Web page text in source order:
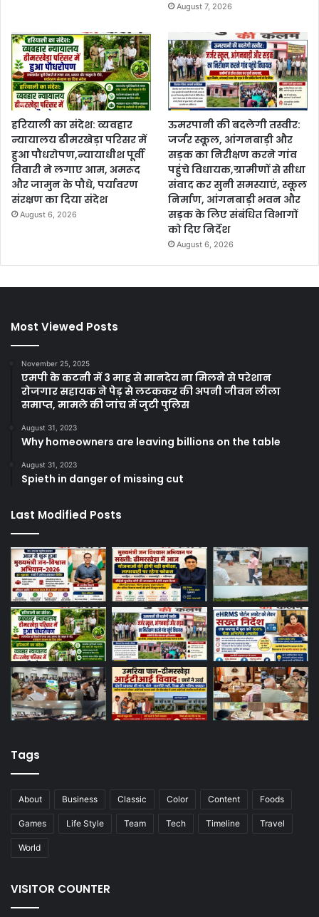
August 7, 2026
हरियाली का संदेश: व्यवहार
न्यायालय ढीमरखेड़ा परिसर में
हुआ पौधरोपण,न्यायाधीश पूर्वी
तिवारी ने लगाए आम, अमरूद
और जामुन के पौधे, पर्यावरण
संरक्षण का दिया संदेश
August 6, 2026
ऊमरपानी की बदलेगी तस्वीर:
जर्जर स्कूल, आंगनबाड़ी और
सड़क का निरीक्षण करने गांव
पहुंचे विधायक,ग्रामीणों से सीधा
संवाद कर सुनी समस्याएं, स्कूल
निर्माण, आंगनबाड़ी भवन और
सड़क के लिए संबंधित विभागों
को दिए निर्देश
August 6, 2026
Most Viewed Posts
November 25, 2025
एमपी के कटनी में 3 माह से मानदेय ना मिलने से परेशान
रोजगार सहायक ने पेड़ से लटककर की अपनी जीवन लीला
समाप्त, मामले की जांच में जुटी पुलिस
August 31, 2023
Why homeowners are leaving billions on the table
August 31, 2023
Spieth in danger of missing cut
Last Modified Posts
Tags
About Business Classic Color Content Foods
Games Life Style Team Tech Timeline Travel
World
VISITOR COUNTER